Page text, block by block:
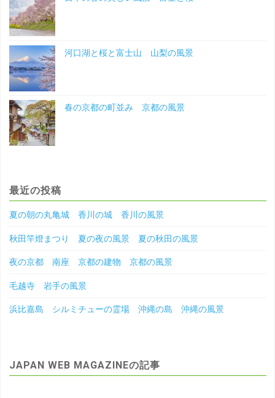
河口湖と桜と富士山 山梨の風景
春の京都の町並み 京都の風景
最近の投稿
夏の朝の丸亀城 香川の城 香川の風景
秋田竿燈まつり 夏の夜の風景 夏の秋田の風景
夜の京都 南座 京都の建物 京都の風景
毛越寺 岩手の風景
浜比嘉島 シルミチューの霊場 沖縄の島 沖縄の風景
JAPAN WEB MAGAZINEの記事